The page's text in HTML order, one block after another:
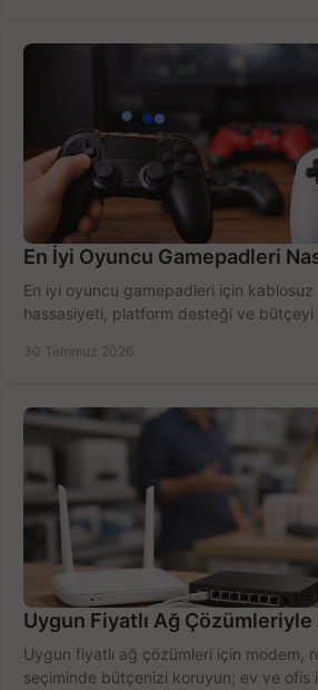
En İyi Oyuncu Gamepadleri
En iyi oyuncu gamepadleri için kablosuz
hassasiyeti, platform desteği ve
30 Temmuz 2026
Uygun Fiyatlı Ağ Çözümleriyle
Uygun fiyatlı ağ çözümleri için modem,
seçiminde bütçenizi koruyun; ev ve ofis